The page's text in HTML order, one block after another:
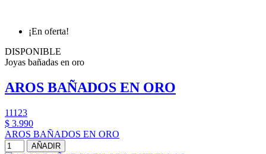
¡En oferta!
DISPONIBLE
Joyas bañadas en oro
AROS BAÑADOS EN ORO
11123
$ 3.990
AROS BAÑADOS EN ORO
AÑADIR